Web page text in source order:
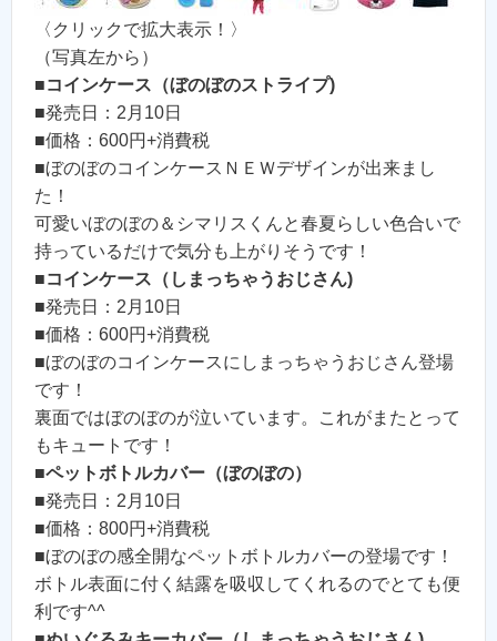
〈クリックで拡大表示！〉
（写真左から）
■コインケース（ぼのぼのストライプ)
■発売日：2月10日
■価格：600円+消費税
■ぼのぼのコインケースＮＥＷデザインが出来まし
た！
可愛いぼのぼの＆シマリスくんと春夏らしい色合いで
持っているだけで気分も上がりそうです！
■コインケース（しまっちゃうおじさん)
■発売日：2月10日
■価格：600円+消費税
■ぼのぼのコインケースにしまっちゃうおじさん登場
です！
裏面ではぼのぼのが泣いています。これがまたとって
もキュートです！
■ペットボトルカバー（ぼのぼの）
■発売日：2月10日
■価格：800円+消費税
■ぼのぼの感全開なペットボトルカバーの登場です！
ボトル表面に付く結露を吸収してくれるのでとても便
利です^^